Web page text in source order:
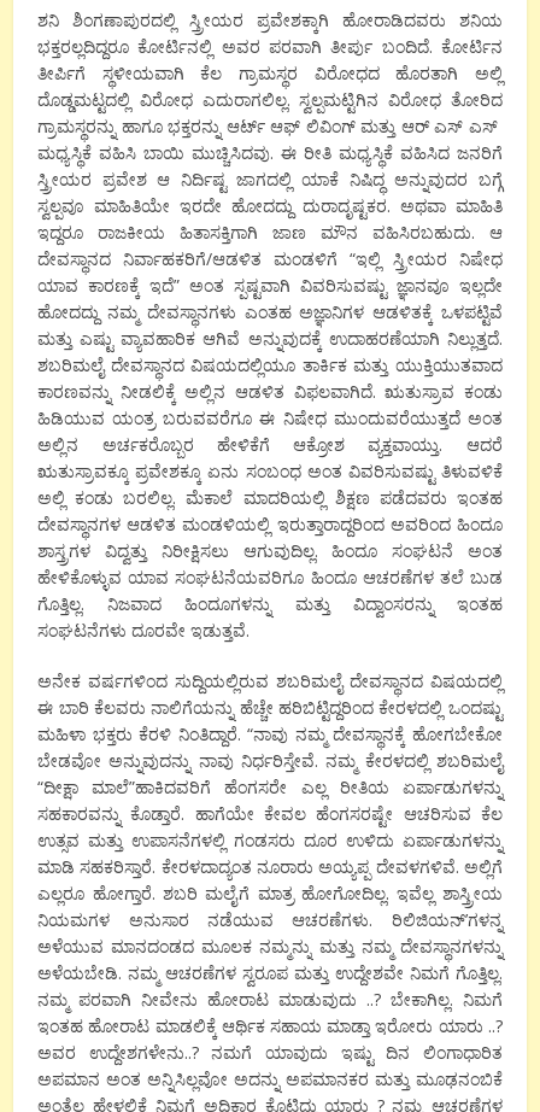
ಶನಿ ಶಿಂಗಣಾಪುರದಲ್ಲಿ ಸ್ತ್ರೀಯರ ಪ್ರವೇಶಕ್ಕಾಗಿ ಹೋರಾಡಿದವರು ಶನಿಯ
ಭಕ್ತರಲ್ಲದಿದ್ದರೂ ಕೋರ್ಟಿನಲ್ಲಿ ಅವರ ಪರವಾಗಿ ತೀರ್ಪು ಬಂದಿದೆ. ಕೋರ್ಟಿನ
ತೀರ್ಪಿಗೆ ಸ್ಥಳೀಯವಾಗಿ ಕೆಲ ಗ್ರಾಮಸ್ಥರ ವಿರೋಧದ ಹೊರತಾಗಿ ಅಲ್ಲಿ
ದೊಡ್ಡಮಟ್ಟದಲ್ಲಿ ವಿರೋಧ ಎದುರಾಗಲಿಲ್ಲ. ಸ್ವಲ್ಪಮಟ್ಟಿಗಿನ ವಿರೋಧ ತೋರಿದ
ಗ್ರಾಮಸ್ಥರನ್ನು ಹಾಗೂ ಭಕ್ತರನ್ನು ಆರ್ಟ್ ಆಫ್ ಲಿವಿಂಗ್ ಮತ್ತು ಆರ್ ಎಸ್ ಎಸ್
ಮಧ್ಯಸ್ಥಿಕೆ ವಹಿಸಿ ಬಾಯಿ ಮುಚ್ಚಿಸಿದವು. ಈ ರೀತಿ ಮಧ್ಯಸ್ಥಿಕೆ ವಹಿಸಿದ ಜನರಿಗೆ
ಸ್ತ್ರೀಯರ ಪ್ರವೇಶ ಆ ನಿರ್ದಿಷ್ಟ ಜಾಗದಲ್ಲಿ ಯಾಕೆ ನಿಷಿದ್ಧ ಅನ್ನುವುದರ ಬಗ್ಗೆ
ಸ್ವಲ್ಪವೂ ಮಾಹಿತಿಯೇ ಇರದೇ ಹೋದದ್ದು ದುರಾದೃಷ್ಟಕರ. ಅಥವಾ ಮಾಹಿತಿ
ಇದ್ದರೂ ರಾಜಕೀಯ ಹಿತಾಸಕ್ತಿಗಾಗಿ ಜಾಣ ಮೌನ ವಹಿಸಿರಬಹುದು. ಆ
ದೇವಸ್ಥಾನದ ನಿರ್ವಾಹಕರಿಗೆ/ಆಡಳಿತ ಮಂಡಳಿಗೆ “ಇಲ್ಲಿ ಸ್ತ್ರೀಯರ ನಿಷೇಧ
ಯಾವ ಕಾರಣಕ್ಕೆ ಇದೆ” ಅಂತ ಸ್ಪಷ್ಟವಾಗಿ ವಿವರಿಸುವಷ್ಟು ಜ್ಞಾನವೂ ಇಲ್ಲದೇ
ಹೋದದ್ದು ನಮ್ಮ ದೇವಸ್ಥಾನಗಳು ಎಂತಹ ಅಜ್ಞಾನಿಗಳ ಆಡಳಿತಕ್ಕೆ ಒಳಪಟ್ಟಿವೆ
ಮತ್ತು ಎಷ್ಟು ವ್ಯಾವಹಾರಿಕ ಆಗಿವೆ ಅನ್ನುವುದಕ್ಕೆ ಉದಾಹರಣೆಯಾಗಿ ನಿಲ್ಲುತ್ತದೆ.
ಶಬರಿಮಲೈ ದೇವಸ್ಥಾನದ ವಿಷಯದಲ್ಲಿಯೂ ತಾರ್ಕಿಕ ಮತ್ತು ಯುಕ್ತಿಯುತವಾದ
ಕಾರಣವನ್ನು ನೀಡಲಿಕ್ಕೆ ಅಲ್ಲಿನ ಆಡಳಿತ ವಿಫಲವಾಗಿದೆ. ಋತುಸ್ರಾವ ಕಂಡು
ಹಿಡಿಯುವ ಯಂತ್ರ ಬರುವವರೆಗೂ ಈ ನಿಷೇಧ ಮುಂದುವರೆಯುತ್ತದೆ ಅಂತ
ಅಲ್ಲಿನ ಅರ್ಚಕರೊಬ್ಬರ ಹೇಳಿಕೆಗೆ ಆಕ್ರೋಶ ವ್ಯಕ್ತವಾಯ್ತು. ಆದರೆ
ಋತುಸ್ರಾವಕ್ಕೂ ಪ್ರವೇಶಕ್ಕೂ ಏನು ಸಂಬಂಧ ಅಂತ ವಿವರಿಸುವಷ್ಟು ತಿಳುವಳಿಕೆ
ಅಲ್ಲಿ ಕಂಡು ಬರಲಿಲ್ಲ. ಮೆಕಾಲೆ ಮಾದರಿಯಲ್ಲಿ ಶಿಕ್ಷಣ ಪಡೆದವರು ಇಂತಹ
ದೇವಸ್ಥಾನಗಳ ಆಡಳಿತ ಮಂಡಳಿಯಲ್ಲಿ ಇರುತ್ತಾರಾದ್ದರಿಂದ ಅವರಿಂದ ಹಿಂದೂ
ಶಾಸ್ತ್ರಗಳ ವಿದ್ವತ್ತು ನಿರೀಕ್ಷಿಸಲು ಆಗುವುದಿಲ್ಲ. ಹಿಂದೂ ಸಂಘಟನೆ ಅಂತ
ಹೇಳಿಕೊಳ್ಳುವ ಯಾವ ಸಂಘಟನೆಯವರಿಗೂ ಹಿಂದೂ ಆಚರಣೆಗಳ ತಲೆ ಬುಡ
ಗೊತ್ತಿಲ್ಲ. ನಿಜವಾದ ಹಿಂದೂಗಳನ್ನು ಮತ್ತು ವಿದ್ವಾಂಸರನ್ನು ಇಂತಹ
ಸಂಘಟನೆಗಳು ದೂರವೇ ಇಡುತ್ತವೆ.
ಅನೇಕ ವರ್ಷಗಳಿಂದ ಸುದ್ದಿಯಲ್ಲಿರುವ ಶಬರಿಮಲೈ ದೇವಸ್ಥಾನದ ವಿಷಯದಲ್ಲಿ
ಈ ಬಾರಿ ಕೆಲವರು ನಾಲಿಗೆಯನ್ನು ಹೆಚ್ಚೇ ಹರಿಬಿಟ್ಟಿದ್ದರಿಂದ ಕೇರಳದಲ್ಲಿ ಒಂದಷ್ಟು
ಮಹಿಳಾ ಭಕ್ತರು ಕೆರಳಿ ನಿಂತಿದ್ದಾರೆ. “ನಾವು ನಮ್ಮ ದೇವಸ್ಥಾನಕ್ಕೆ ಹೋಗಬೇಕೋ
ಬೇಡವೋ ಅನ್ನುವುದನ್ನು ನಾವು ನಿರ್ಧರಿಸ್ತೇವೆ. ನಮ್ಮ ಕೇರಳದಲ್ಲಿ ಶಬರಿಮಲೈ
“ದೀಕ್ಷಾ ಮಾಲೆ”ಹಾಕಿದವರಿಗೆ ಹೆಂಗಸರೇ ಎಲ್ಲ ರೀತಿಯ ಏರ್ಪಾಡುಗಳನ್ನು
ಸಹಕಾರವನ್ನು ಕೊಡ್ತಾರೆ. ಹಾಗೆಯೇ ಕೇವಲ ಹೆಂಗಸರಷ್ಟೇ ಆಚರಿಸುವ ಕೆಲ
ಉತ್ಸವ ಮತ್ತು ಉಪಾಸನೆಗಳಲ್ಲಿ ಗಂಡಸರು ದೂರ ಉಳಿದು ಏರ್ಪಾಡುಗಳನ್ನು
ಮಾಡಿ ಸಹಕರಿಸ್ತಾರೆ. ಕೇರಳದಾದ್ಯಂತ ನೂರಾರು ಅಯ್ಯಪ್ಪ ದೇವಳಗಳಿವೆ. ಅಲ್ಲಿಗೆ
ಎಲ್ಲರೂ ಹೋಗ್ತಾರೆ. ಶಬರಿ ಮಲೈಗೆ ಮಾತ್ರ ಹೋಗೋದಿಲ್ಲ. ಇವೆಲ್ಲ ಶಾಸ್ತ್ರೀಯ
ನಿಯಮಗಳ ಅನುಸಾರ ನಡೆಯುವ ಆಚರಣೆಗಳು. ರಿಲಿಜಿಯನ್’ಗಳನ್ನ
ಅಳೆಯುವ ಮಾನದಂಡದ ಮೂಲಕ ನಮ್ಮನ್ನು ಮತ್ತು ನಮ್ಮ ದೇವಸ್ಥಾನಗಳನ್ನು
ಅಳೆಯಬೇಡಿ. ನಮ್ಮ ಆಚರಣೆಗಳ ಸ್ವರೂಪ ಮತ್ತು ಉದ್ದೇಶವೇ ನಿಮಗೆ ಗೊತ್ತಿಲ್ಲ.
ನಮ್ಮ ಪರವಾಗಿ ನೀವೇನು ಹೋರಾಟ ಮಾಡುವುದು ..? ಬೇಕಾಗಿಲ್ಲ. ನಿಮಗೆ
ಇಂತಹ ಹೋರಾಟ ಮಾಡಲಿಕ್ಕೆ ಆರ್ಥಿಕ ಸಹಾಯ ಮಾಡ್ತಾ ಇರೋರು ಯಾರು ..?
ಅವರ ಉದ್ದೇಶಗಳೇನು..? ನಮಗೆ ಯಾವುದು ಇಷ್ಟು ದಿನ ಲಿಂಗಾಧಾರಿತ
ಅಪಮಾನ ಅಂತ ಅನ್ನಿಸಿಲ್ಲವೋ ಅದನ್ನು ಅಪಮಾನಕರ ಮತ್ತು ಮೂಢನಂಬಿಕೆ
ಅಂತೆಲ್ಲ ಹೇಳಲಿಕ್ಕೆ ನಿಮಗೆ ಅಧಿಕಾರ ಕೊಟ್ಟಿದ್ದು ಯಾರು ? ನಮ್ಮ ಆಚರಣೆಗಳ